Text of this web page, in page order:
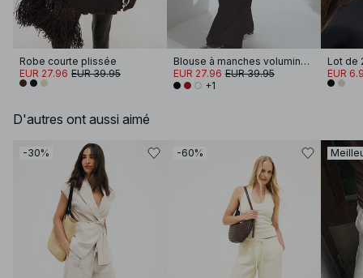
Robe courte plissée
EUR 27.96 EUR 39.95
Blouse à manches volumineuses
EUR 27.96 EUR 39.95
+1
Lot de
EUR
D'autres ont aussi aimé
-30% -60%